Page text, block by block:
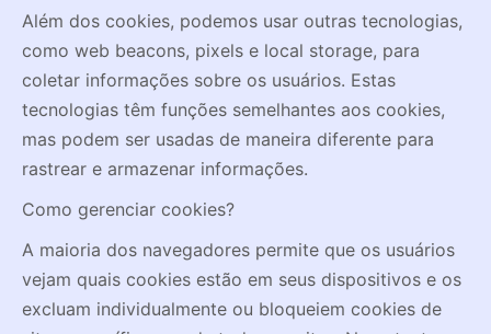
Além dos cookies, podemos usar outras tecnologias,
como web beacons, pixels e local storage, para
coletar informações sobre os usuários. Estas
tecnologias têm funções semelhantes aos cookies,
mas podem ser usadas de maneira diferente para
rastrear e armazenar informações.
Como gerenciar cookies?
A maioria dos navegadores permite que os usuários
vejam quais cookies estão em seus dispositivos e os
excluam individualmente ou bloqueiem cookies de